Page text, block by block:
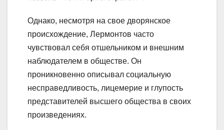
Однако, несмотря на свое дворянское
происхождение, Лермонтов часто
чувствовал себя отшельником и внешним
наблюдателем в обществе. Он
проникновенно описывал социальную
несправедливость, лицемерие и глупость
представителей высшего общества в своих
произведениях.